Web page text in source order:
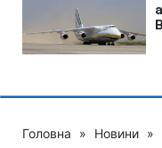
Головна » Новини »